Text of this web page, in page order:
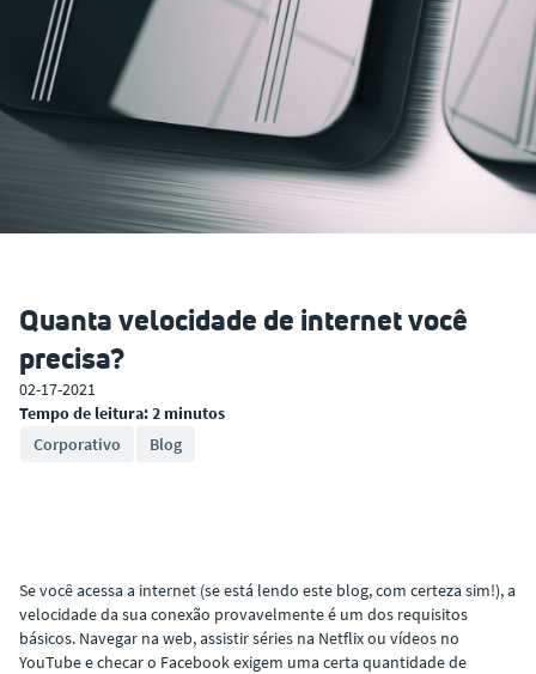
Quanta velocidade de internet você
precisa?
02-17-2021
Tempo de leitura: 2 minutos
Corporativo
Blog
Se você acessa a internet (se está lendo este blog, com certeza sim!), a
velocidade da sua conexão provavelmente é um dos requisitos
básicos. Navegar na web, assistir séries na Netflix ou vídeos no
YouTube e checar o Facebook exigem uma certa quantidade de